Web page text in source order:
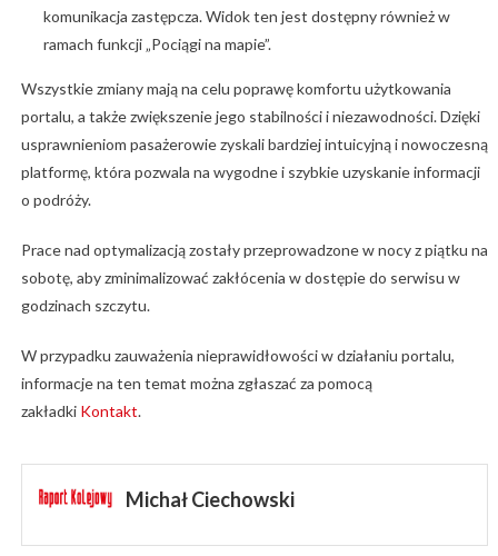
komunikacja zastępcza. Widok ten jest dostępny również w
ramach funkcji „Pociągi na mapie”.
Wszystkie zmiany mają na celu poprawę komfortu użytkowania
portalu, a także zwiększenie jego stabilności i niezawodności. Dzięki
usprawnieniom pasażerowie zyskali bardziej intuicyjną i nowoczesną
platformę, która pozwala na wygodne i szybkie uzyskanie informacji
o podróży.
Prace nad optymalizacją zostały przeprowadzone w nocy z piątku na
sobotę, aby zminimalizować zakłócenia w dostępie do serwisu w
godzinach szczytu.
W przypadku zauważenia nieprawidłowości w działaniu portalu,
informacje na ten temat można zgłaszać za pomocą
zakładki Kontakt.
Michał Ciechowski